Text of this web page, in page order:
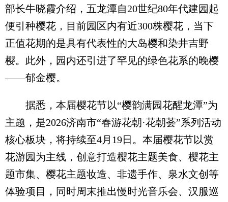
部长牛晓霞介绍，五龙潭自20世纪80年代建园起
便引种樱花，目前园区内有近300株樱花，当下
正值花期的是具有代表性的大岛樱和染井吉野
樱。此外，园内还引进了罕见的绿色花系的晚樱
——郁金樱。
据悉，本届樱花节以“樱韵满园花醒龙潭”为
主题，是2026济南市“春游花朝·花朝荟”系列活动
核心板块，将持续至4月19日。本届樱花节以赏
花游园为主线，创意打造樱花主题美食、樱花主
题市集、樱花主题妆造、非遗手作、泉水文创等
体验项目，同时周末推出慢时光音乐会、汉服巡